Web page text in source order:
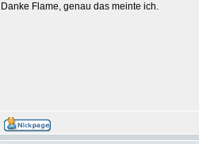
Danke Flame, genau das meinte ich.